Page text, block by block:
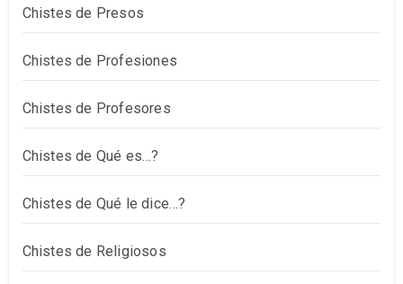
Chistes de Presos
Chistes de Profesiones
Chistes de Profesores
Chistes de Qué es…?
Chistes de Qué le dice…?
Chistes de Religiosos